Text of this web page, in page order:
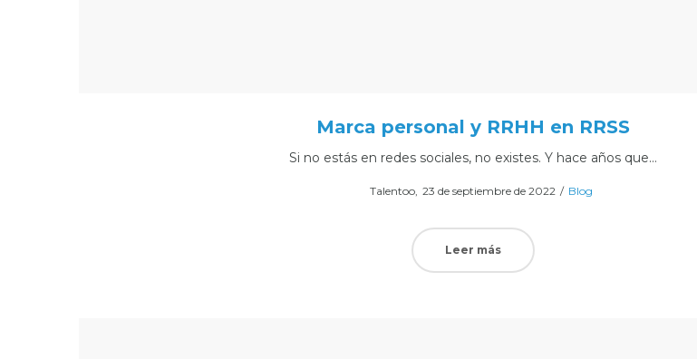
Marca personal y RRHH en RRSS
Si no estás en redes sociales, no existes. Y hace años que…
PorTalentoo Posted
23 de septiembre de 2022
Posted
Blog
Leer más